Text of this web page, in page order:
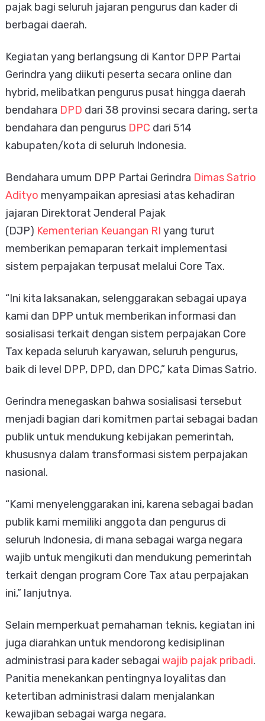
pajak bagi seluruh jajaran pengurus dan kader di
berbagai daerah.
Kegiatan yang berlangsung di Kantor DPP Partai
Gerindra yang diikuti peserta secara online dan
hybrid, melibatkan pengurus pusat hingga daerah
bendahara DPD dari 38 provinsi secara daring, serta
bendahara dan pengurus DPC dari 514
kabupaten/kota di seluruh Indonesia.
Bendahara umum DPP Partai Gerindra Dimas Satrio
Adityo menyampaikan apresiasi atas kehadiran
jajaran Direktorat Jenderal Pajak
(DJP) Kementerian Keuangan RI yang turut
memberikan pemaparan terkait implementasi
sistem perpajakan terpusat melalui Core Tax.
“Ini kita laksanakan, selenggarakan sebagai upaya
kami dan DPP untuk memberikan informasi dan
sosialisasi terkait dengan sistem perpajakan Core
Tax kepada seluruh karyawan, seluruh pengurus,
baik di level DPP, DPD, dan DPC,” kata Dimas Satrio.
Gerindra menegaskan bahwa sosialisasi tersebut
menjadi bagian dari komitmen partai sebagai badan
publik untuk mendukung kebijakan pemerintah,
khususnya dalam transformasi sistem perpajakan
nasional.
“Kami menyelenggarakan ini, karena sebagai badan
publik kami memiliki anggota dan pengurus di
seluruh Indonesia, di mana sebagai warga negara
wajib untuk mengikuti dan mendukung pemerintah
terkait dengan program Core Tax atau perpajakan
ini,” lanjutnya.
Selain memperkuat pemahaman teknis, kegiatan ini
juga diarahkan untuk mendorong kedisiplinan
administrasi para kader sebagai wajib pajak pribadi.
Panitia menekankan pentingnya loyalitas dan
ketertiban administrasi dalam menjalankan
kewajiban sebagai warga negara.